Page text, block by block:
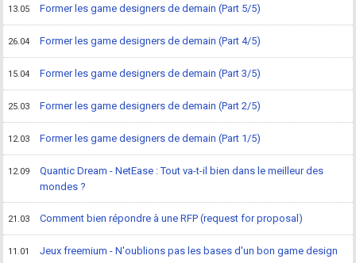
13.05 Former les game designers de demain (Part 5/5)
26.04 Former les game designers de demain (Part 4/5)
15.04 Former les game designers de demain (Part 3/5)
25.03 Former les game designers de demain (Part 2/5)
12.03 Former les game designers de demain (Part 1/5)
12.09
Quantic Dream - NetEase : Tout va-t-il bien dans le meilleur des
mondes ?
21.03 Comment bien répondre à une RFP (request for proposal)
11.01 Jeux freemium - N'oublions pas les bases d'un bon game design